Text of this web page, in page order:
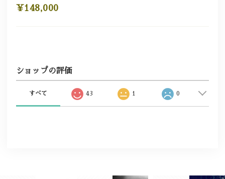
¥148,000
ショップの評価
すべて 43 1 0